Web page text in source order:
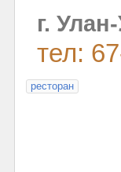
г.
тел:
ресторан